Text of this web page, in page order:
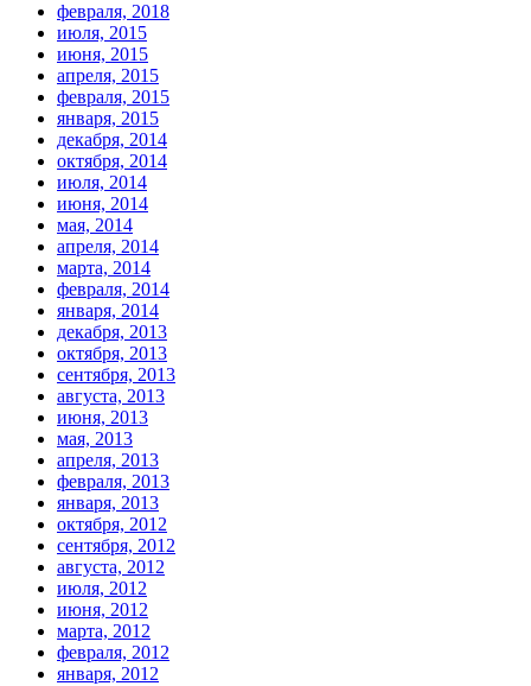
февраля, 2018
июля, 2015
июня, 2015
апреля, 2015
февраля, 2015
января, 2015
декабря, 2014
октября, 2014
июля, 2014
июня, 2014
мая, 2014
апреля, 2014
марта, 2014
февраля, 2014
января, 2014
декабря, 2013
октября, 2013
сентября, 2013
августа, 2013
июня, 2013
мая, 2013
апреля, 2013
февраля, 2013
января, 2013
октября, 2012
сентября, 2012
августа, 2012
июля, 2012
июня, 2012
марта, 2012
февраля, 2012
января, 2012